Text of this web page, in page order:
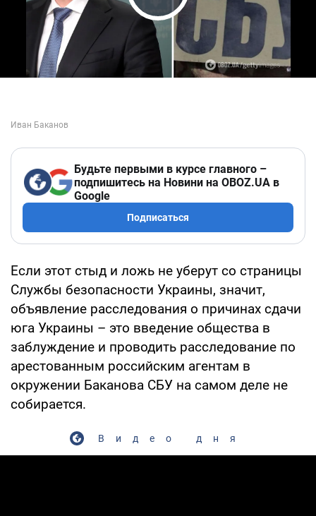
Play Video
Будьте первыми в курсе главного –
подпишитесь на Новини на OBOZ.UA в
Google
Подписаться
Если этот стыд и ложь не уберут со страницы
Службы безопасности Украины, значит,
объявление расследования о причинах сдачи
юга Украины – это введение общества в
заблуждение и проводить расследование по
арестованным российским агентам в
окружении Баканова СБУ на самом деле не
собирается.
Видео дня